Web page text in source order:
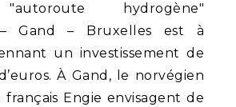
hydrogène"
Gand – Bruxelles est à
un investissement de
À Gand, le norvégien
Engie envisagent de